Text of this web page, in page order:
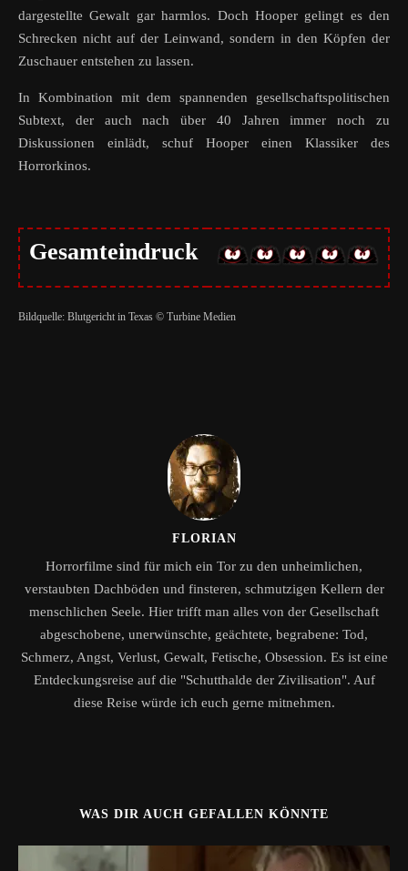
dargestellte Gewalt gar harmlos. Doch Hooper gelingt es den
Schrecken nicht auf der Leinwand, sondern in den Köpfen der
Zuschauer entstehen zu lassen.
In Kombination mit dem spannenden gesellschaftspolitischen
Subtext, der auch nach über 40 Jahren immer noch zu
Diskussionen einlädt, schuf Hooper einen Klassiker des
Horrorkinos.
Gesamteindruck
Bildquelle: Blutgericht in Texas © Turbine Medien
FLORIAN
Horrorfilme sind für mich ein Tor zu den unheimlichen,
verstaubten Dachböden und finsteren, schmutzigen Kellern der
menschlichen Seele. Hier trifft man alles von der Gesellschaft
abgeschobene, unerwünschte, geächtete, begrabene: Tod,
Schmerz, Angst, Verlust, Gewalt, Fetische, Obsession. Es ist eine
Entdeckungsreise auf die "Schutthalde der Zivilisation". Auf
diese Reise würde ich euch gerne mitnehmen.
WAS DIR AUCH GEFALLEN KÖNNTE